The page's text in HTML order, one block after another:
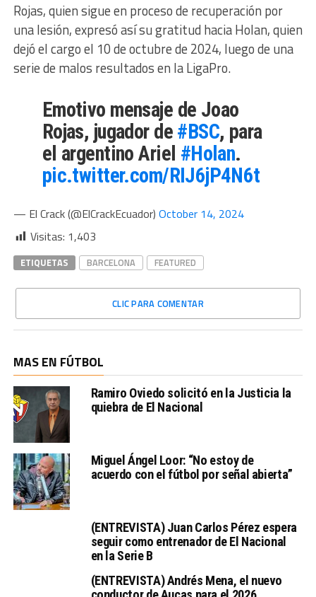
Rojas, quien sigue en proceso de recuperación por
una lesión, expresó así su gratitud hacia Holan, quien
dejó el cargo el 10 de octubre de 2024, luego de una
serie de malos resultados en la LigaPro.
Emotivo mensaje de Joao
Rojas, jugador de #BSC, para
el argentino Ariel #Holan.
pic.twitter.com/RIJ6jP4N6t
— El Crack (@ElCrackEcuador) October 14, 2024
Visitas: 1,403
ETIQUETAS BARCELONA FEATURED
CLIC PARA COMENTAR
MAS EN FÚTBOL
Ramiro Oviedo solicitó en la Justicia la
quiebra de El Nacional
Miguel Ángel Loor: “No estoy de
acuerdo con el fútbol por señal abierta”
(ENTREVISTA) Juan Carlos Pérez espera
seguir como entrenador de El Nacional
en la Serie B
(ENTREVISTA) Andrés Mena, el nuevo